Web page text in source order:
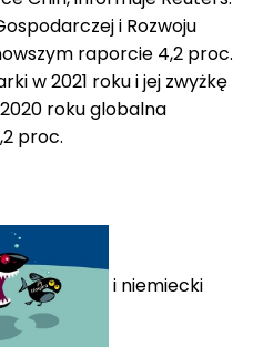
i Rozwoju
raporcie 4,2 proc.
w 2021 roku i jej zwyżkę
roku globalna
proc.
i niemiecki